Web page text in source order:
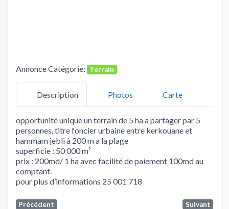
Annonce Catégorie: Terrain
Description Photos Carte
opportunité unique un terrain de 5 ha a partager par 5
personnes, titre foncier urbaine entre kerkouane et
hammam jebli à 200 m a la plage
superficie : 50 000 m²
prix : 200md/ 1 ha avec facilité de paiement 100md au
comptant.
pour plus d’informations 25 001 718
Précédent Suivant